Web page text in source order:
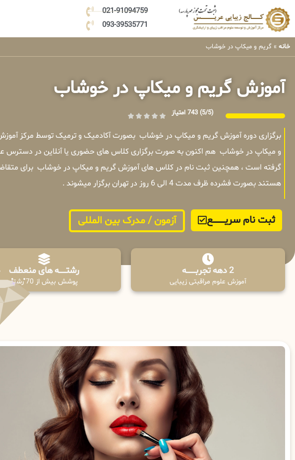
021-91094759
093-39535771
خانه » گریم و میکاپ در خوشاب
آموزش گریم و میکاپ در خوشاب
(5/5) 743 امتیاز
برگزاری دوره آموزش گریم و میکاپ در خوشاب بصورت آکادمیک و ترمیک توسط مرکز
و میکاپ در خوشاب هم اکنون به صورت برگزاری کلاس های حضوری یا آنلاین در دسترس
گرفته است ، همچنین ثبت نام در کلاس های آموزش گریم و میکاپ در خوشاب برای
هستند بصورت فشرده ظرف مدت 4 الی 6 روز در تهران برگزار میشوند .
ثبت نام سریــــــــــــع آزمون / مدرک بین المللی
2 دهه تجربـــــــــه
آموزش علوم مراقبتی زیبایی
رشتـــــــه های منعطف
پوشش بیش از 70 رشته